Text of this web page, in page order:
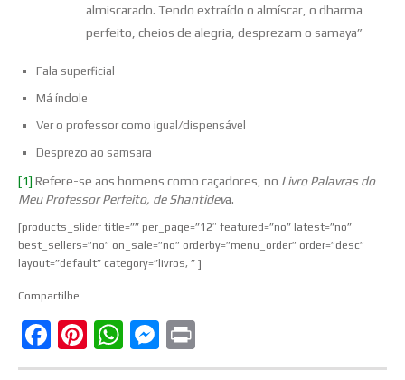
almiscarado. Tendo extraído o almíscar, o dharma
perfeito, cheios de alegria, desprezam o samaya”
Fala superficial
Má índole
Ver o professor como igual/dispensável
Desprezo ao samsara
[1] Refere-se aos homens como caçadores, no Livro Palavras do
Meu Professor Perfeito, de Shantideva.
[products_slider title=”” per_page=”12″ featured=”no” latest=”no”
best_sellers=”no” on_sale=”no” orderby=”menu_order” order=”desc”
layout=”default” category=”livros, ” ]
Compartilhe
Facebook
Pinterest
WhatsApp
Messenger